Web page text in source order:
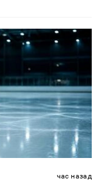
час назад